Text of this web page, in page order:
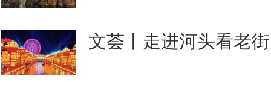
文荟丨走进河头看老街